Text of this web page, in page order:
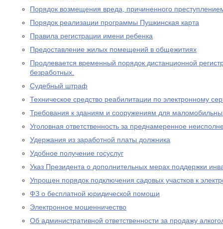
Порядок возмещения вреда, причиненного
Порядок реализации программы Пушкинская карта
Правила регистрации имени ребенка
Предоставление жилых помещений в общежитиях
Продлевается временный порядок дистанционной
безработных.
Судебный штраф
Техническое средство реабилитации по электронному
Требования к зданиям и сооружениям для
Уголовная ответственность за преднамеренное
Удержания из заработной платы должника
Удобное получение госуслуг
Указ Президента о дополнительных мерах поддержки
Упрощен порядок подключения садовых участков к
ФЗ о бесплатной юридической помощи
Электронное мошенничество
Об административной ответственности за продажу